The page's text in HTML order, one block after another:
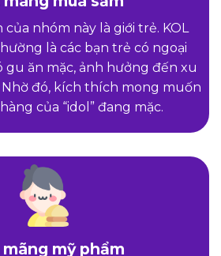
nhóm này là giới trẻ. KOL
là các bạn trẻ có ngoại
gu ăn mặc, ảnh hưởng đến xu
đó, kích thích mong muốn
của “idol” đang mặc.
mãng mỹ phẩm